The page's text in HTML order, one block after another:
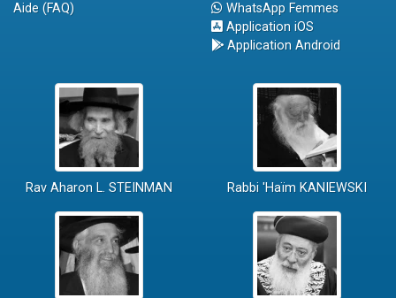
Aide (FAQ)
WhatsApp Femmes
Application iOS
Application Android
Rav Aharon L. STEINMAN Rabbi 'Haïm KANIEWSKI